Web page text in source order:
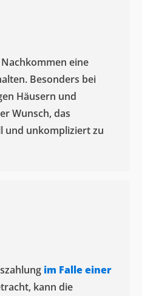
eine
Besonders bei
Häusern und
Wunsch, das
und unkompliziert zu
im Falle einer
kann die